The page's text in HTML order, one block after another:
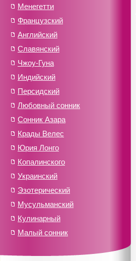
Менегетти
Французский
Английский
Славянский
Чжоу-Гуна
Индийский
Персидский
Любовный сонник
Сонник Азара
Крады Велес
Юрия Лонго
Копалинского
Украинский
Эзотерический
Мусульманский
Кулинарный
Малый сонник